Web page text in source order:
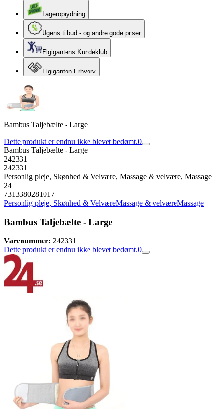
Lageroprydning
Ugens tilbud - og andre gode priser
Elgigantens Kundeklub
Elgiganten Erhverv
Bambus Taljebælte - Large
Dette produkt er endnu ikke blevet bedømt.0
Bambus Taljebælte - Large
242331
242331
Personlig pleje, Skønhed & Velvære, Massage & velvære, Massage
24
7313380281017
Personlig pleje, Skønhed & VelværeMassage & velværeMassage
Bambus Taljebælte - Large
Varenummer: 242331
Dette produkt er endnu ikke blevet bedømt.0